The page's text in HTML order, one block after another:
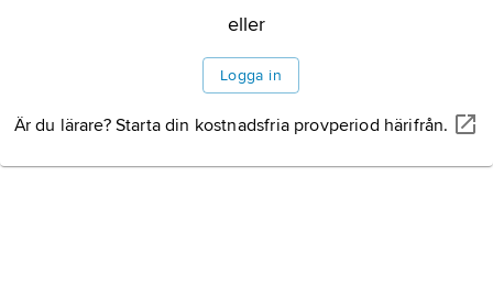
eller
Logga in
Är du lärare? Starta din kostnadsfria provperiod härifrån.